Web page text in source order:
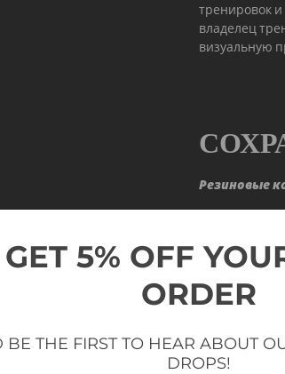
тренировок
владелец
визуальную
Резиновые
резиновых
их полы.
возможных
выбором
GET 5% OFF
ORDER
BE THE FIRST TO HEAR ABOUT
DROPS!